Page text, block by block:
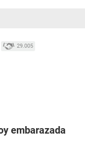
29.005
embarazada